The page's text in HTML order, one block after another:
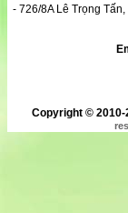
- 726/8A Lê Trọng
Copyright © 2010-